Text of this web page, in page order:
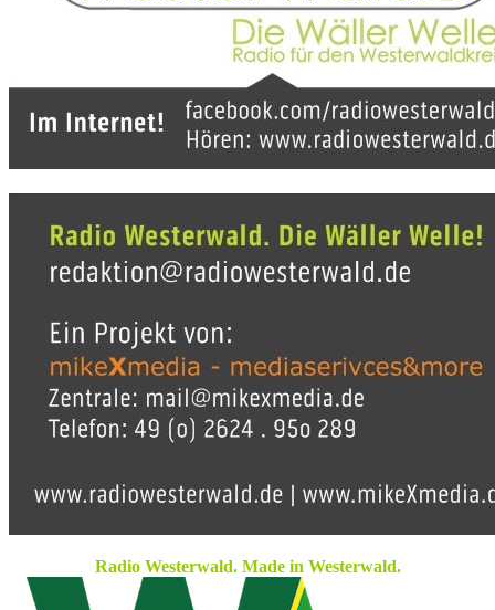
Radio Westerwald. Made in Westerwald.